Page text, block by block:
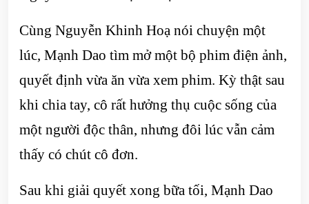
Cùng Nguyễn Khinh Hoạ nói chuyện một
lúc, Mạnh Dao tìm mở một bộ phim điện ảnh,
quyết định vừa ăn vừa xem phim. Kỳ thật sau
khi chia tay, cô rất hưởng thụ cuộc sống của
một người độc thân, nhưng đôi lúc vẫn cảm
thấy có chút cô đơn.
Sau khi giải quyết xong bữa tối, Mạnh Dao